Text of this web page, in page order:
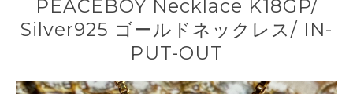
PEACEBOY Necklace K18GP/
Silver925 ゴールドネックレス/ IN-
PUT-OUT